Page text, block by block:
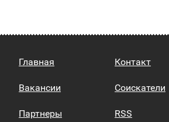
Главная
Вакансии
Партнеры
Контакт
Соискатели
RSS